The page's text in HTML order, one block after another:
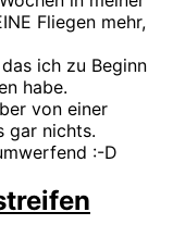
Fliegen mehr,
ich zu Beginn
habe.
von einer
gar nichts.
:-D